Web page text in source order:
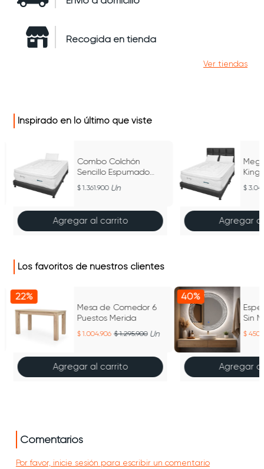
Recogida en tienda
Ver tiendas
Inspirado en lo último que viste
Combo Colchón
Sencillo Espumado
Super Dream Gris
100Cm X 190Cm
1.361.900 Un
Agregar al carrito
King
Agregar
Los favoritos de nuestros clientes
22%
Mesa de Comedor 6
Puestos Merida
1.004.906 1.295.900 Un
Agregar al carrito
40%
Sin
Agregar
Comentarios
Por favor, inicie sesión para escribir un comentario